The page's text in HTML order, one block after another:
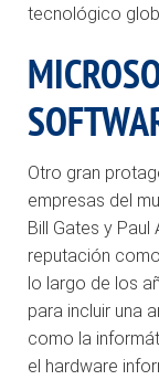
tecnológico
Otro gran
empresas del
Bill Gates y Paul
reputación
lo largo de los
para incluir una
como la
el hardware